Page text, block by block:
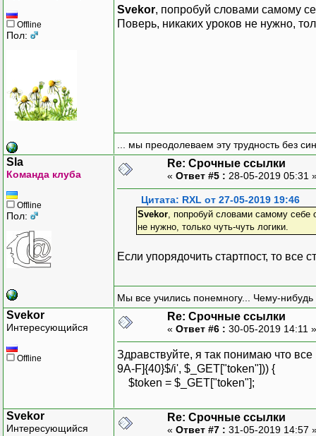
// активируем
// ...
$username,
$token,
$tstamp
)
);
// 1 день в секундах =
$delta = 86400;
// проверка
throw new
}
// активируем
// ...
Offline
Пол:
Svekor, попробуй словами самому
Поверь, никаких уроков не нужно,
... мы преодолеваем эту трудность без
Sla
Команда клуба
Offline
Пол:
Re: Срочные ссылки
« Ответ #5 : 28-05-2019 05:31
Цитата: RXL от 27-05-2019 19:46
Svekor, попробуй словами самому себе
не нужно, только чуть-чуть логики.
Если упорядочить стартпост, то все
Мы все учились понемногу... Чему-нибудь
Svekor
Интересующийся
Offline
Re: Срочные ссылки
« Ответ #6 : 30-05-2019 14:11
Здравствуйте, я так понимаю что
9A-F]{40}$/i', $_GET["token"])) {
$token = $_GET["token"];
Svekor
Интересующийся
Re: Срочные ссылки
« Ответ #7 : 31-05-2019 14:57